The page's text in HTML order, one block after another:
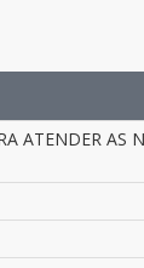
ATENDER AS